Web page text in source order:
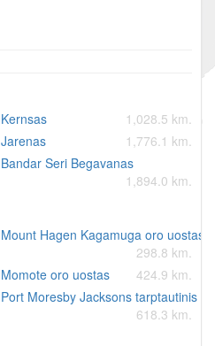
Kernsas
1,028.5 km.
Jarenas
1,776.1 km.
Bandar Seri Begavanas
1,894.0 km.
Mount Hagen Kagamuga oro uostas
298.8 km.
Momote oro uostas
424.9 km.
Port Moresby Jacksons tarptautinis
618.3 km.